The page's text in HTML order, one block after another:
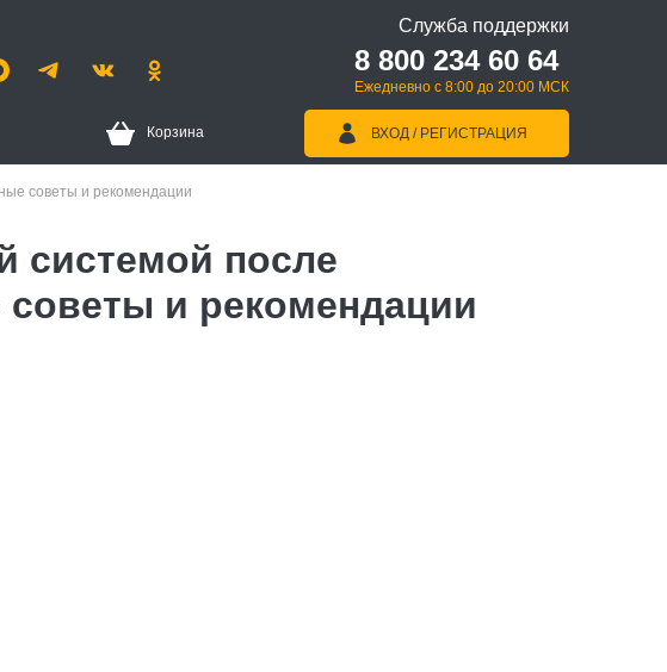
Служба поддержки
8 800 234 60 64
Ежедневно с 8:00 до 20:00 МСК
Корзина ВХОД / РЕГИСТРАЦИЯ
советы и рекомендации
системой после
советы и рекомендации